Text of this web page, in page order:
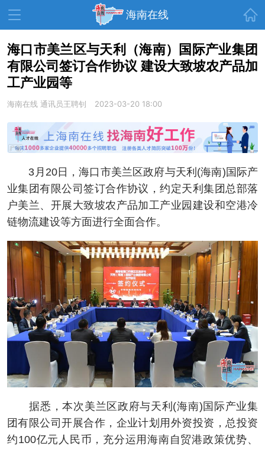
海南在线
资讯中心 热点 旅游
家装 交通 美食
生活 演出 活动
展会 走读海南 周末去哪儿
人才在线 天涯企服
海口市美兰区与天利（海南）国际产业集团
有限公司签订合作协议 建设大致坡农产品加
工产业园等
海南在线 通讯员王聘钊 2023-03-20 18:00
3月20日，海口市美兰区政府与天利(海南)国际产
业集团有限公司签订合作协议，约定天利集团总部落
户美兰、开展大致坡农产品加工产业园建设和空港冷
链物流建设等方面进行全面合作。
据悉，本次美兰区政府与天利(海南)国际产业集
团有限公司开展合作，企业计划用外资投资，总投资
约100亿元人民币，充分运用海南自贸港政策优势、